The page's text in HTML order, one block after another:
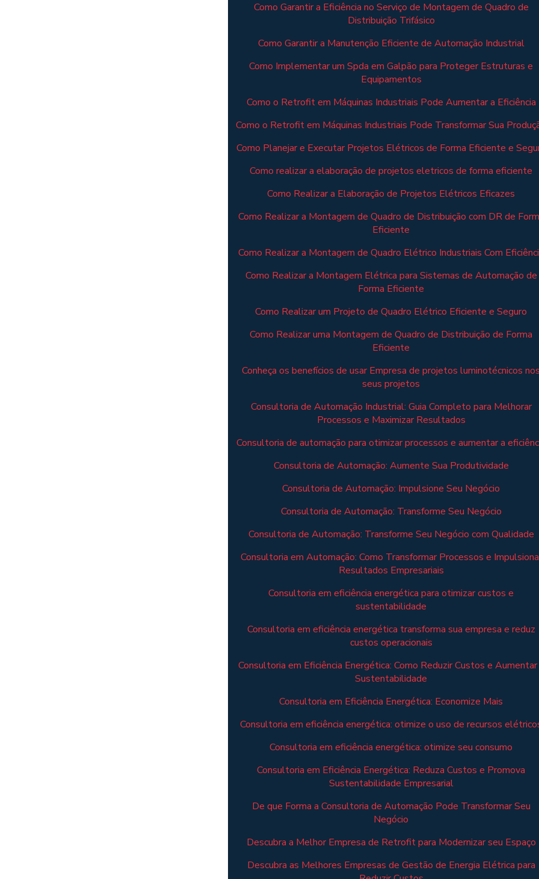
Como Garantir a Eficiência no Serviço de Montagem de Quadro de
Distribuição Trifásico
Como Garantir a Manutenção Eficiente de Automação Industrial
Como Implementar um Spda em Galpão para Proteger Estruturas e
Equipamentos
Como o Retrofit em Máquinas Industriais Pode Aumentar a Eficiência
Como o Retrofit em Máquinas Industriais Pode Transformar Sua
Como Planejar e Executar Projetos Elétricos de Forma Eficiente e
Como realizar a elaboração de projetos eletricos de forma eficiente
Como Realizar a Elaboração de Projetos Elétricos Eficazes
Como Realizar a Montagem de Quadro de Distribuição com DR de
Eficiente
Como Realizar a Montagem de Quadro Elétrico Industriais Com
Como Realizar a Montagem Elétrica para Sistemas de Automação de
Forma Eficiente
Como Realizar um Projeto de Quadro Elétrico Eficiente e Seguro
Como Realizar uma Montagem de Quadro de Distribuição de Forma
Eficiente
Conheça os benefícios de usar Empresa de projetos luminotécnicos
seus projetos
Consultoria de Automação Industrial: Guia Completo para Melhorar
Processos e Maximizar Resultados
Consultoria de automação para otimizar processos e aumentar a
Consultoria de Automação: Aumente Sua Produtividade
Consultoria de Automação: Impulsione Seu Negócio
Consultoria de Automação: Transforme Seu Negócio
Consultoria de Automação: Transforme Seu Negócio com Qualidade
Consultoria em Automação: Como Transformar Processos e
Resultados Empresariais
Consultoria em eficiência energética para otimizar custos e
sustentabilidade
Consultoria em eficiência energética transforma sua empresa e reduz
custos operacionais
Consultoria em Eficiência Energética: Como Reduzir Custos e Aumentar
Sustentabilidade
Consultoria em Eficiência Energética: Economize Mais
Consultoria em eficiência energética: otimize o uso de recursos
Consultoria em eficiência energética: otimize seu consumo
Consultoria em Eficiência Energética: Reduza Custos e Promova
Sustentabilidade Empresarial
De que Forma a Consultoria de Automação Pode Transformar Seu
Negócio
Descubra a Melhor Empresa de Retrofit para Modernizar seu Espaço
Descubra as Melhores Empresas de Gestão de Energia Elétrica para